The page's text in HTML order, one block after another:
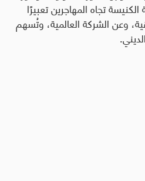
تجاه المهاجرين تعبيرًا
وعن الشركة العالمية، وتُسهم